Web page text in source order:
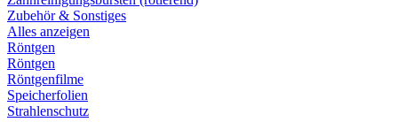
Zubehör & Sonstiges
Alles anzeigen
Röntgen
Röntgen
Röntgenfilme
Speicherfolien
Strahlenschutz